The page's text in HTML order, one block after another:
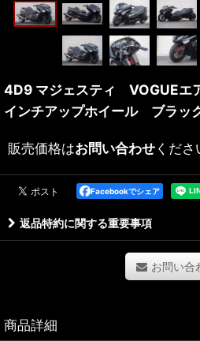
4D9 マジェスティ VOGUEエ
インチアップホイール ブラッ
販売価格はお問い合わせくださ
Facebookでシェア
返品特約に関する重要事項
お問い合
商品詳細